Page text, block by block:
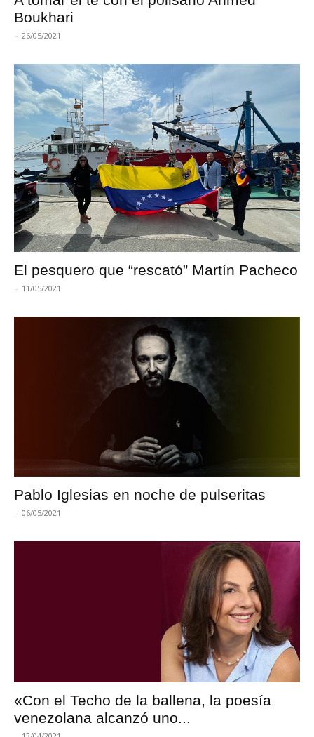
Boukhari
- 26/05/2021
El pesquero que “rescató” Martín Pacheco
- 11/05/2021
Pablo Iglesias en noche de pulseritas
- 06/05/2021
«Con el Techo de la ballena, la poesía
venezolana alcanzó uno...